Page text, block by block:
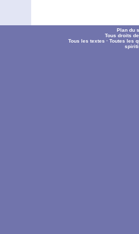
Plan du
Tous droits
Tous les textes ·Toutes les